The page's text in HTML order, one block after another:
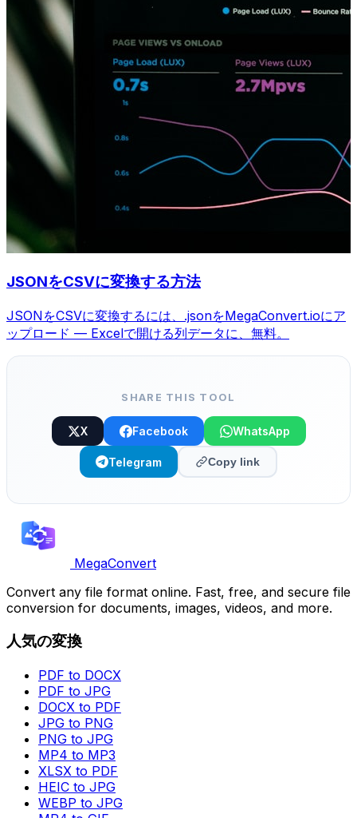
JSONをCSVに変換する方法
JSONをCSVに変換するには、.jsonをMegaConvert.ioにア
ップロード — Excelで開ける列データに、無料。
SHARE THIS TOOL
X Facebook WhatsApp
Telegram Copy link
MegaConvert
Convert any file format online. Fast, free, and secure file
conversion for documents, images, videos, and more.
人気の変換
PDF to DOCX
PDF to JPG
DOCX to PDF
JPG to PNG
PNG to JPG
MP4 to MP3
XLSX to PDF
HEIC to JPG
WEBP to JPG